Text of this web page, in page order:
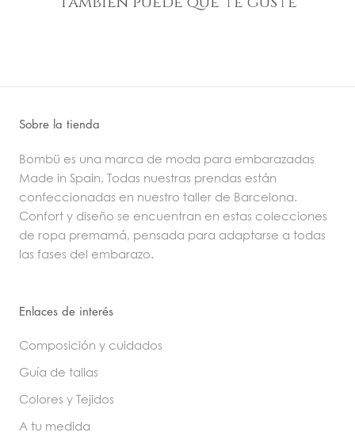
Sobre la tienda
Bombü es una marca de moda para embarazadas
Made in Spain. Todas nuestras prendas están
confeccionadas en nuestro taller de Barcelona.
Confort y diseño se encuentran en estas colecciones
de ropa premamá, pensada para adaptarse a todas
las fases del embarazo.
Enlaces de interés
Composición y cuidados
Guía de tallas
Colores y Tejidos
A tu medida